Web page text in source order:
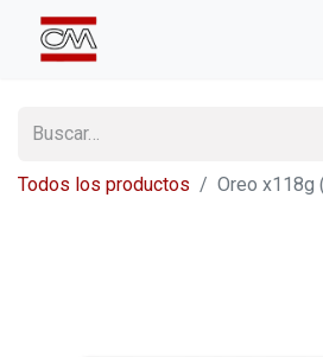
Todos los productos Oreo x118g